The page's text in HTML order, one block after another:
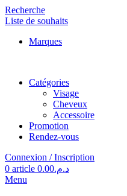
Recherche
Liste de souhaits
Marques
Catégories
Visage
Cheveux
Accessoire
Promotion
Rendez-vous
Connexion / Inscription
0 article د.م.0.00
Menu